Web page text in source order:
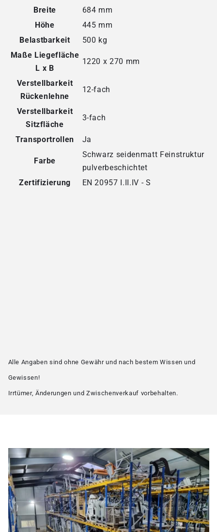
Breite
684 mm
Höhe
445 mm
Belastbarkeit
500 kg
Maße Liegefläche
L x B
1220 x 270 mm
Verstellbarkeit
Rückenlehne
12-fach
Verstellbarkeit
Sitzfläche
3-fach
Transportrollen Ja
Farbe
Schwarz seidenmatt Feinstruktur
pulverbeschichtet
Zertifizierung
EN 20957 I.II.IV - S
Alle Angaben sind ohne Gewähr und nach bestem Wissen und
Gewissen!
Irrtümer, Änderungen und Zwischenverkauf vorbehalten.